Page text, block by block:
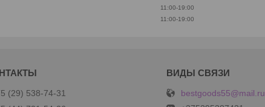
11:00-19:00
11:00-19:00
(29) 538-74-31
bestgoods55@mail.ru